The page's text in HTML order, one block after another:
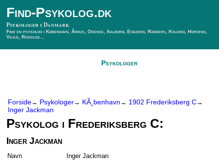
Find-Psykolog.dk
Psykologer i Danmark
Find en psykolog i København, Århus, Odense, Aalborg, Esbjerg, Randers, Kolding, Horsens,
Vejle, Roskilde...
Psykologer
Forside→ Psykologer→ KÃ¸benhavn → 1902 Frederiksberg C→
Inger Jackman
Psykolog i Frederiksberg C:
Inger Jackman
Navn
Inger Jackman